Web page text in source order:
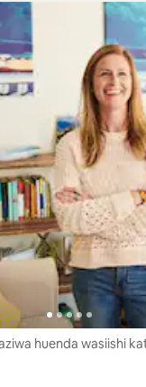
huenda wasiishi